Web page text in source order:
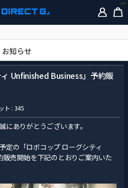
お知らせ
ィ Unfinished Business」予約販
ト : 345
にありがとうございます。
定の「ロボコップ ローグシティ
売開始を下記のとおりご案内いた